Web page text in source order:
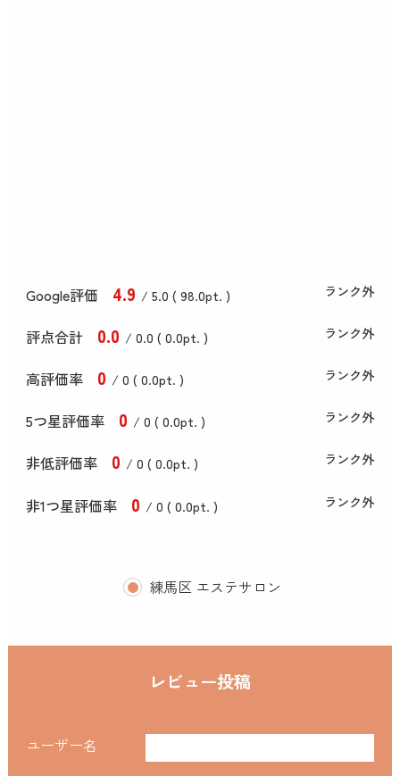
Google評価 4.9 / 5.0 ( 98.0pt. ) ランク外
評点合計 0.0 / 0.0 ( 0.0pt. ) ランク外
高評価率 0 / 0 ( 0.0pt. ) ランク外
5つ星評価率 0 / 0 ( 0.0pt. ) ランク外
非低評価率 0 / 0 ( 0.0pt. ) ランク外
非1つ星評価率 0 / 0 ( 0.0pt. ) ランク外
練馬区 エステサロン
レビュー投稿
ユーザー名